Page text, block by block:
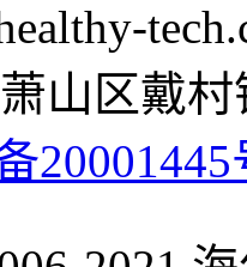
山区戴
20001445